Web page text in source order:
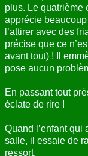
plus. Le quatrième
apprécie
l’attirer avec des
précise que ce
avant tout) ! Il
pose aucun
En passant tout
éclate de rire !
Quand l’enfant qui
salle, il essaie de
ressort.